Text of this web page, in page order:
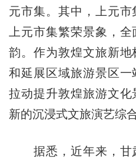
元市集。其中，上元
上元市集繁荣景象，
韵。作为敦煌文旅新
和延展区域旅游景区
拉动提升敦煌旅游文
新的沉浸式文旅演艺综
据悉，近年来，甘